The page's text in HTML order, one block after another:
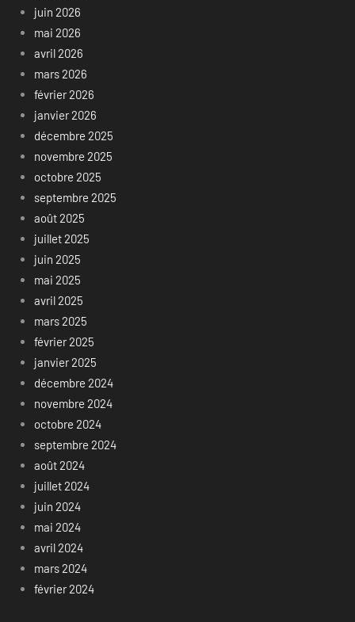
juin 2026
mai 2026
avril 2026
mars 2026
février 2026
janvier 2026
décembre 2025
novembre 2025
octobre 2025
septembre 2025
août 2025
juillet 2025
juin 2025
mai 2025
avril 2025
mars 2025
février 2025
janvier 2025
décembre 2024
novembre 2024
octobre 2024
septembre 2024
août 2024
juillet 2024
juin 2024
mai 2024
avril 2024
mars 2024
février 2024